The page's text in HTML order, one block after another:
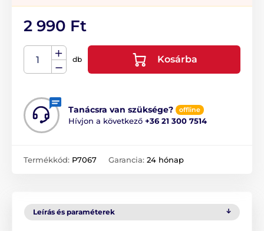
2 990 Ft
db Kosárba
Tanácsra van szüksége? offline
Hívjon a következő +36 21 300 7514
Termékkód: P7067 Garancia: 24 hónap
Leírás és paraméterek